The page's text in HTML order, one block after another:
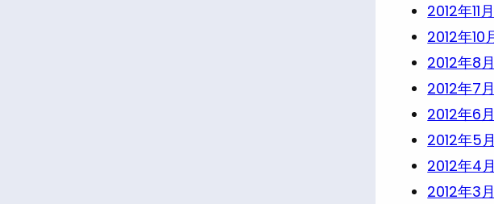
2012年11月
2012年10
2012年8月
2012年7月
2012年6月
2012年5月
2012年4月
2012年3月